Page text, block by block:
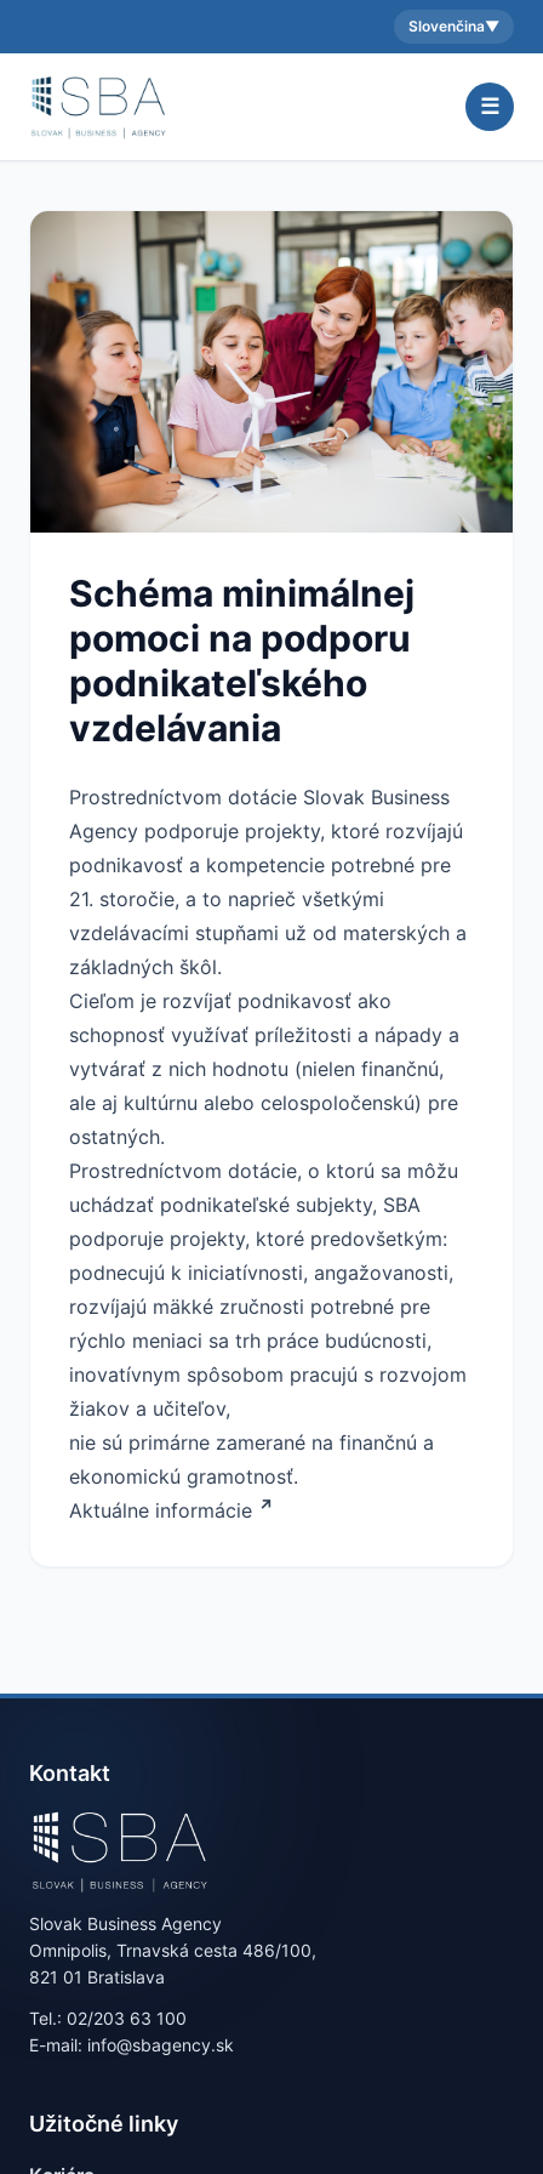
Aktuálny jazyk:
Slovenčina▼
☰
Schéma minimálnej
pomoci na podporu
podnikateľského
vzdelávania
Prostredníctvom dotácie Slovak Business
Agency podporuje projekty, ktoré rozvíjajú
podnikavosť a kompetencie potrebné pre
21. storočie, a to naprieč všetkými
vzdelávacími stupňami už od materských a
základných škôl.
Cieľom je rozvíjať podnikavosť ako
schopnosť využívať príležitosti a nápady a
vytvárať z nich hodnotu (nielen finančnú,
ale aj kultúrnu alebo celospoločenskú) pre
ostatných.
Prostredníctvom dotácie, o ktorú sa môžu
uchádzať podnikateľské subjekty, SBA
podporuje projekty, ktoré predovšetkým:
podnecujú k iniciatívnosti, angažovanosti,
rozvíjajú mäkké zručnosti potrebné pre
rýchlo meniaci sa trh práce budúcnosti,
inovatívnym spôsobom pracujú s rozvojom
žiakov a učiteľov,
nie sú primárne zamerané na finančnú a
ekonomickú gramotnosť.
Aktuálne informácie
Kontakt
Slovak Business Agency
Omnipolis, Trnavská cesta 486/100,
821 01 Bratislava
Tel.: 02/203 63 100
E-mail: info@sbagency.sk
Užitočné linky